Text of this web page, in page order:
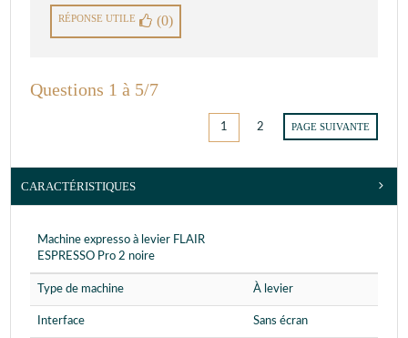
RÉPONSE UTILE (0)
Questions 1 à 5/7
1 2 PAGE SUIVANTE
CARACTÉRISTIQUES
Machine expresso à levier FLAIR
ESPRESSO Pro 2 noire
Type de machine À levier
Interface Sans écran